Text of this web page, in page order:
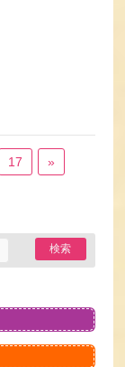
17 »